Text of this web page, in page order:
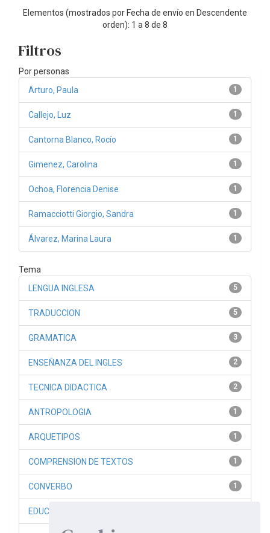
Elementos (mostrados por Fecha de envío en Descendente
orden): 1 a 8 de 8
Filtros
Por personas
1
Arturo, Paula
1
Callejo, Luz
1
Cantorna Blanco, Rocío
1
Gimenez, Carolina
1
Ochoa, Florencia Denise
1
Ramacciotti Giorgio, Sandra
1
Álvarez, Marina Laura
Tema
5
LENGUA INGLESA
5
TRADUCCION
3
GRAMATICA
2
ENSEÑANZA DEL INGLES
2
TECNICA DIDACTICA
1
ANTROPOLOGIA
1
ARQUETIPOS
1
COMPRENSION DE TEXTOS
1
CONVERBO
EDUCACION DE ADULTOS